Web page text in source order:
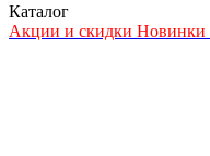
Каталог
Акции и скидки Новинки